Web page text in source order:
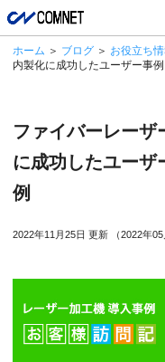
ホーム ＞ ブログ ＞ お役立ち
内製化に成功したユーザー事
ファイバーレーザ
に成功したユーザ
例
2022年11月25日 更新 （2022年